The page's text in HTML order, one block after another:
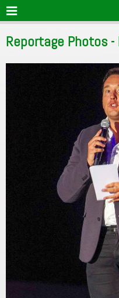
Reportage Photos